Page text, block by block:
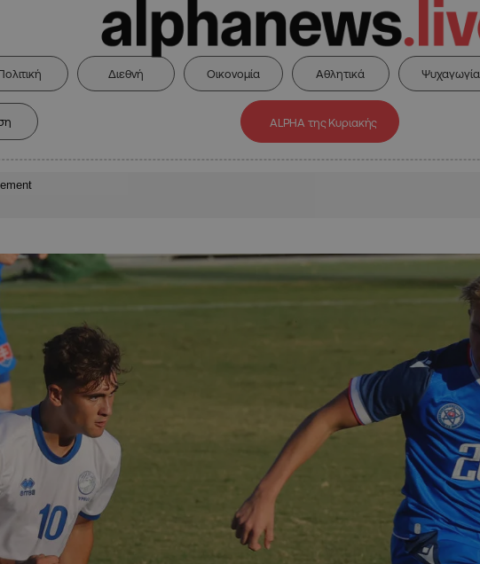
Διεθνή Οικονομία Αθλητικά Ψυχαγωγία
ALPHA της Κυριακής